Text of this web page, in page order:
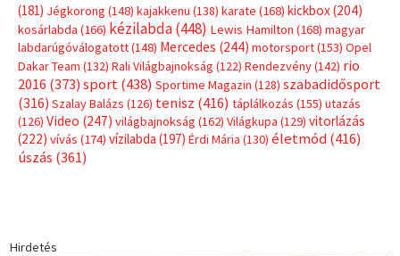
(181) Jégkorong (148) kajakkenu (138) karate (168) kickbox(204)
kosárlabda (166) kézilabda(448) Lewis Hamilton (168) magyar
labdarúgóválogatott(148) Mercedes (244) motorsport(153) Opel
Dakar Team (132) Rali Világbajnokság (122) Rendezvény(142) rio
2016 (373) sport(438) Sportime Magazin (128) szabadidősport
(316) Szalay Balázs (126) tenisz (416) táplálkozás (155) utazás
(126) Video (247) világbajnokság (162) Világkupa (129) vitorlázás
(222) vívás (174) vízilabda (197) Érdi Mária (130) életmód(416)
úszás (361)
Hirdetés